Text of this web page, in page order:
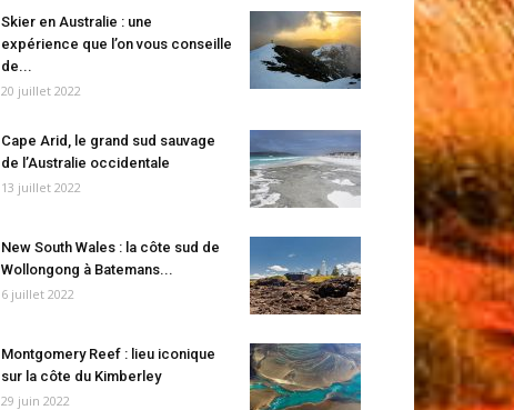
Skier en Australie : une
expérience que l’on vous conseille
de...
20 juillet 2022
Cape Arid, le grand sud sauvage
de l’Australie occidentale
13 juillet 2022
New South Wales : la côte sud de
Wollongong à Batemans...
6 juillet 2022
Montgomery Reef : lieu iconique
sur la côte du Kimberley
29 juin 2022